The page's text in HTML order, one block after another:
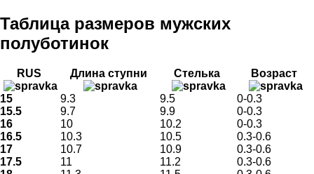
Таблица размеров мужских
полуботинок
RUS Длина ступни Стелька Возраст
15 9.3 9.5
0-0.3
15.5
9.7 9.9
0-0.3
16
10 10.2
0-0.3
16.5
10.3 10.5
0.3-0.6
17
10.7 10.9
0.3-0.6
17.5
11 11.2
0.3-0.6